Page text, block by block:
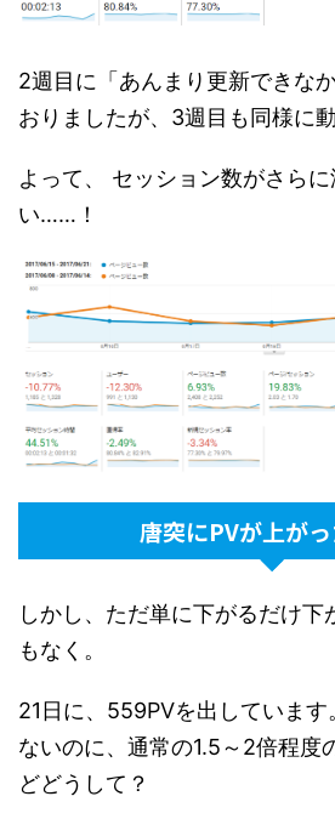
2週目に「あんまり更新できな
おりましたが、3週目も同様に
よって、 セッション数がさら
い……！
唐突にPVが上が
しかし、ただ単に下がるだけ下
もなく。
21日に、559PVを出していま
ないのに、通常の1.5～2倍程度
どどうして？